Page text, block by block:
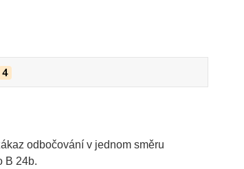
4
odbočování v jednom směru
B 24b.